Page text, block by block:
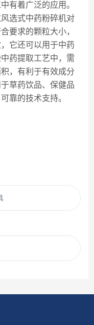
着广泛的应用。
选式中药粉碎机对
要求的颗粒大小，
它还可以用于中药
药提取工艺中，需
，有利于有效成分
草药饮品、保健品
靠的技术支持。